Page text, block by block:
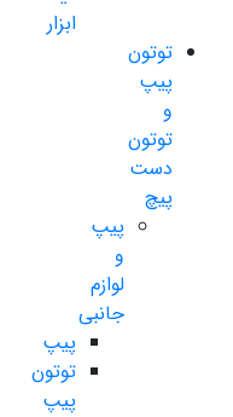
ابزار
توتون
پیپ
و
توتون
دست
پیچ
پیپ
و
لوازم
جانبی
پیپ
توتون
پیپ